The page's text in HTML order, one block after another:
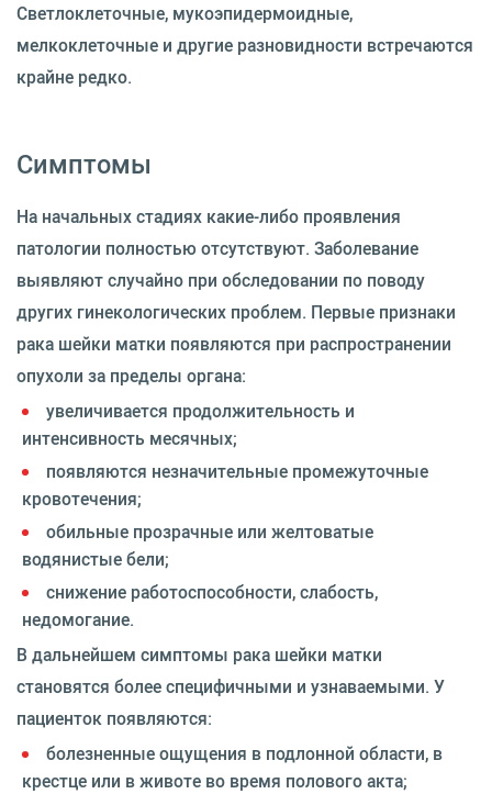
Светлоклеточные, мукоэпидермоидные,
мелкоклеточные и другие разновидности встречаются
крайне редко.
Симптомы
На начальных стадиях какие-либо проявления
патологии полностью отсутствуют. Заболевание
выявляют случайно при обследовании по поводу
других гинекологических проблем. Первые признаки
рака шейки матки появляются при распространении
опухоли за пределы органа:
увеличивается продолжительность и
интенсивность месячных;
появляются незначительные промежуточные
кровотечения;
обильные прозрачные или желтоватые
водянистые бели;
снижение работоспособности, слабость,
недомогание.
В дальнейшем симптомы рака шейки матки
становятся более специфичными и узнаваемыми. У
пациенток появляются:
болезненные ощущения в подлонной области, в
крестце или в животе во время полового акта;